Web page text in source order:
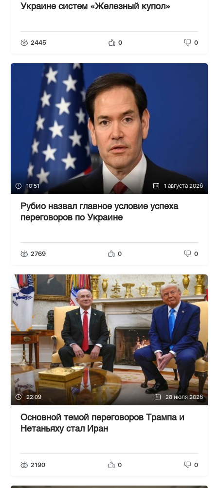
Украине систем «Железный купол»
2445 0 0
10:51 1 августа 2026
Рубио назвал главное условие успеха
переговоров по Украине
2769 0 0
22:09 28 июля 2026
Основной темой переговоров Трампа и
Нетаньяху стал Иран
2190 0 0